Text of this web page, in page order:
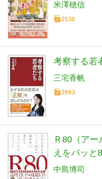
米澤穂信
2530
考察する若
三宅香帆
2993
Ｒ80（ア
えをパッと
になるメソ
中島博司